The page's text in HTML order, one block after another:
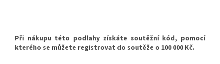
Při nákupu této podlahy získáte soutěžní kód, pomocí
kterého se můžete registrovat do soutěže o 100 000 Kč.